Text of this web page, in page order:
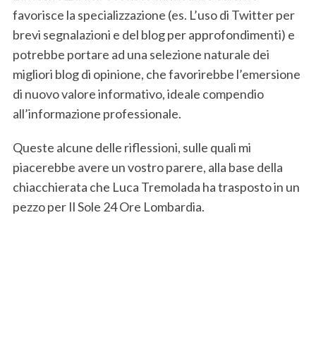
favorisce la specializzazione (es. L’uso di Twitter per
brevi segnalazioni e del blog per approfondimenti) e
potrebbe portare ad una selezione naturale dei
migliori blog di opinione, che favorirebbe l’emersione
di nuovo valore informativo, ideale compendio
all’informazione professionale.
Queste alcune delle riflessioni, sulle quali mi
piacerebbe avere un vostro parere, alla base della
chiacchierata che Luca Tremolada ha trasposto in un
pezzo per Il Sole 24 Ore Lombardia.